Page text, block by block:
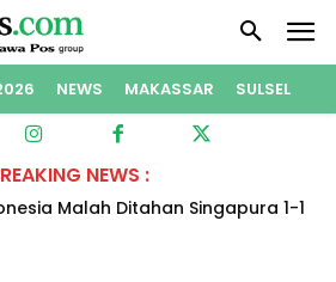
NEWS MAKASSAR SULSEL
NEWS :
Malah Ditahan Singapura 1-1
Semifinal Piala AFF 2026